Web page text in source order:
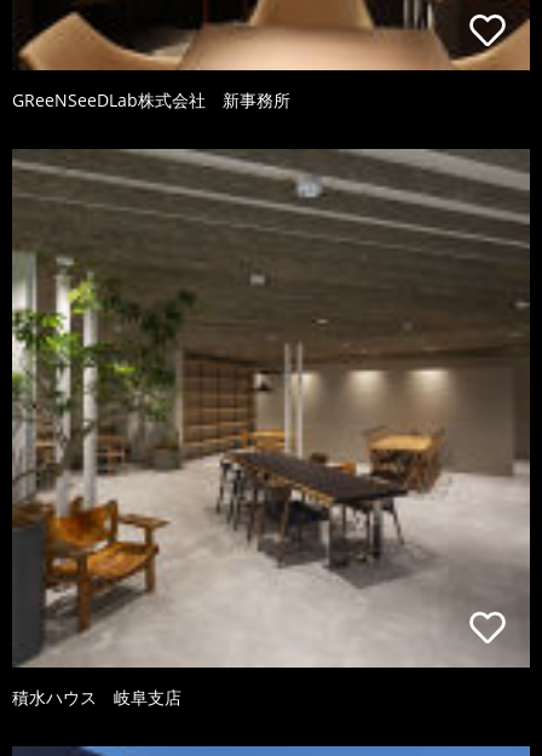
GReeNSeeDLab株式会社 新事務所
積水ハウス 岐阜支店